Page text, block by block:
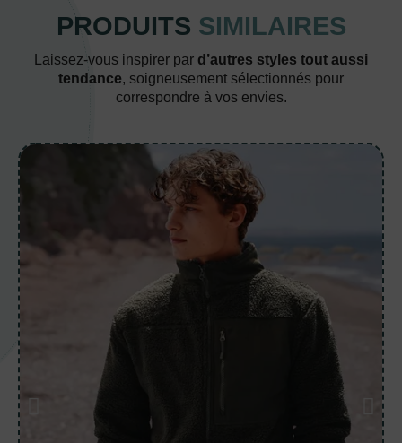
PRODUITS SIMILAIRES
Laissez-vous inspirer par d’autres styles tout aussi
tendance, soigneusement sélectionnés pour
correspondre à vos envies.